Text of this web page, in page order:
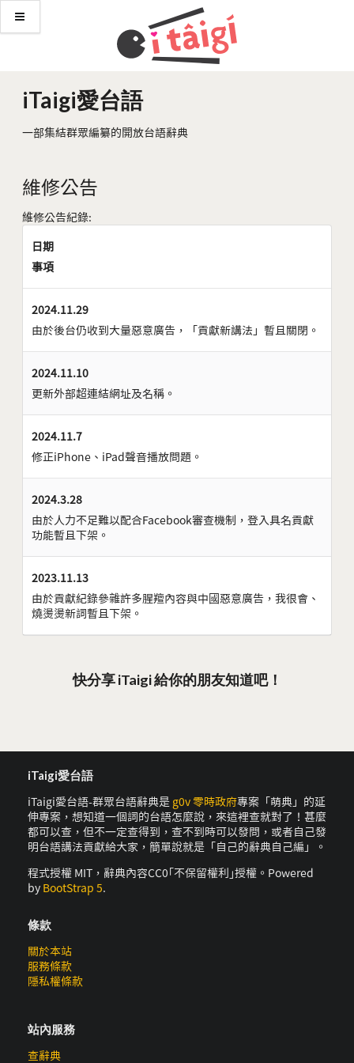
iTaigi愛台語
一部集結群眾編纂的開放台語辭典
維修公告
維修公告紀錄:
日期
事項
2024.11.29
由於後台仍收到大量惡意廣告，「貢獻新講法」暫且關閉。
2024.11.10
更新外部超連結網址及名稱。
2024.11.7
修正iPhone、iPad聲音播放問題。
2024.3.28
由於人力不足難以配合Facebook審查機制，登入具名貢獻
功能暫且下架。
2023.11.13
由於貢獻紀錄參雜許多腥羶內容與中國惡意廣告，我很會、
燒燙燙新詞暫且下架。
快分享 iTaigi 給你的朋友知道吧！
iTaigi愛台語
iTaigi愛台語-群眾台語辭典是 g0v 零時政府專案「萌典」的延
伸專案，想知道一個詞的台語怎麼說，來這裡查就對了！甚麼
都可以查，但不一定查得到，查不到時可以發問，或者自己發
明台語講法貢獻給大家，簡單說就是「自己的辭典自己編」。
程式授權 MIT，辭典內容CC0｢不保留權利｣授權。Powered
by BootStrap 5.
條款
關於本站
服務條款
隱私權條款
站內服務
查辭典